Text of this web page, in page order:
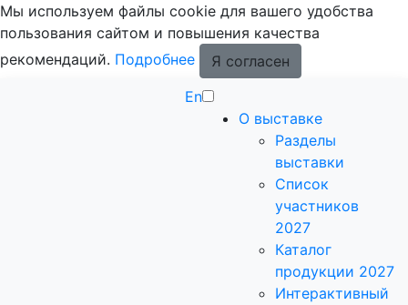
Мы используем файлы cookie для вашего удобства
пользования сайтом и повышения качества
рекомендаций. Подробнее
Я согласен
En
О выставке
Разделы
выставки
Список
участников
2027
Каталог
продукции 2027
Интерактивный